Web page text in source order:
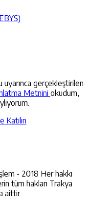
uyarınca gerçekleştirilen
Metnini okudum,
- 2018 Her hakkı
tüm hakları Trakya
aittir